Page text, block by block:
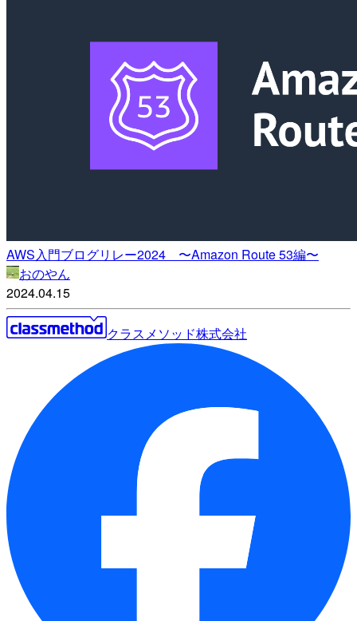
AWS入門ブログリレー2024 〜Amazon Route 53編〜
おのやん
2024.04.15
クラスメソッド株式会社